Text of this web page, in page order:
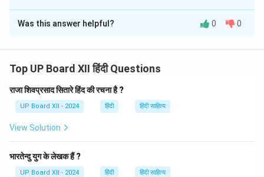
Solution and Explanation
चीन-भारत - देशौ बौद्धधर्मे निष्ठावन्तौ। भारतं बौद्धधर्मस्य जन्मभूमिः
Download Solution in PDF
Was this answer helpful? 0 0
Top UP Board XII हिंदी Questions
राजा शिवप्रसाद सितारे हिंद की रचना है ?
UP Board XII - 2024 हिंदी हिंदी साहित्य
View Solution
भारतेन्दु युग के लेखक हैं ?
UP Board XII - 2024 हिंदी हिंदी साहित्य